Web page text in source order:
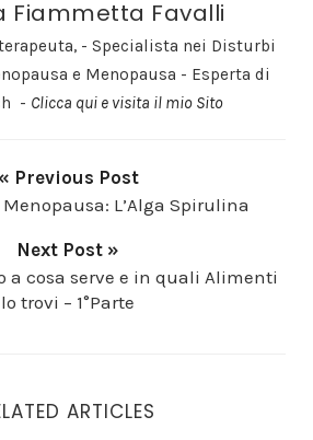
Fiammetta Favalli
- Specialista nei Disturbi
e Menopausa - Esperta di
- Clicca qui e visita il mio Sito
« Previous Post
L’Alga Spirulina
Next Post »
a cosa serve e in quali Alimenti
lo trovi – 1°Parte
ARTICLES